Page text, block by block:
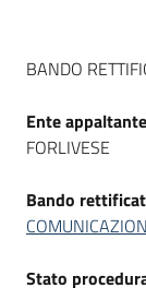
site
Seguici
Dati del
BANDO
Ente appaltante
FORLIVESE
Bando
Stato